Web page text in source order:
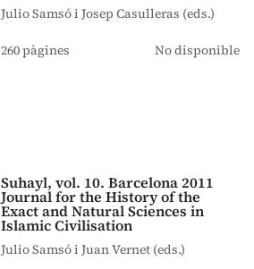
Julio Samsó i Josep Casulleras (eds.)
260 pàgines No disponible
Suhayl, vol. 10. Barcelona 2011
Journal for the History of the
Exact and Natural Sciences in
Islamic Civilisation
Julio Samsó i Juan Vernet (eds.)